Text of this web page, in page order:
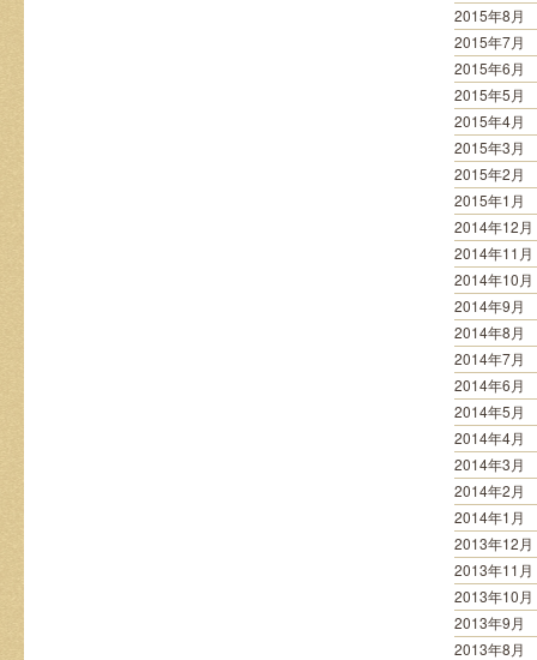
2015年8月
2015年7月
2015年6月
2015年5月
2015年4月
2015年3月
2015年2月
2015年1月
2014年12月
2014年11月
2014年10月
2014年9月
2014年8月
2014年7月
2014年6月
2014年5月
2014年4月
2014年3月
2014年2月
2014年1月
2013年12月
2013年11月
2013年10月
2013年9月
2013年8月